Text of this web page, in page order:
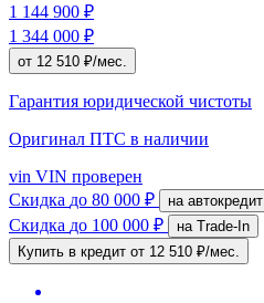
1 144 900 ₽
1 344 000 ₽
от 12 510 ₽/мес.
Гарантия юридической чистоты
Оригинал ПТС в наличии
vin VIN проверен
Скидка до 80 000 ₽ на автокредит
Скидка до 100 000 ₽
на Trade-In
Купить в кредит от 12 510 ₽/мес.